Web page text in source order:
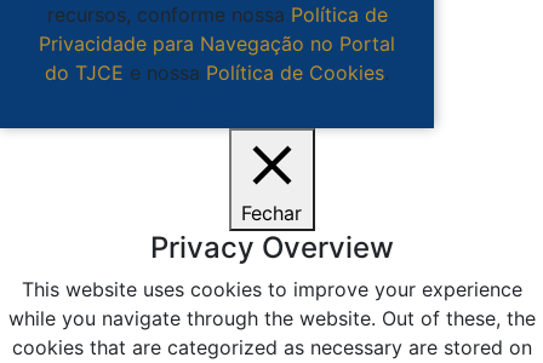
recursos, conforme nossa Política de
Privacidade para Navegação no Portal
do TJCE e nossa Política de Cookies.
Fechar
Privacy Overview
This website uses cookies to improve your experience
while you navigate through the website. Out of these, the
cookies that are categorized as necessary are stored on